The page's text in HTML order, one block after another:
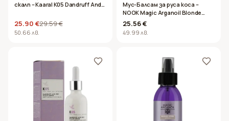
скалп – Kaaral K05 Dandruff And
25.90 €29.59 €
50.66 лв.
Мус-Балсам за руса коса –
NOOK Magic Arganoil Blonde
Story No Yellow Whip Mousse
Extra Violet 200 ml
25.56 €
49.99 лв.